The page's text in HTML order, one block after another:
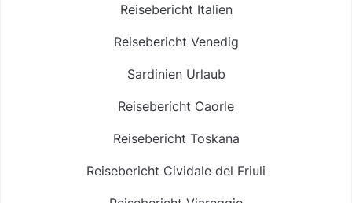
Reisebericht Italien
Reisebericht Venedig
Sardinien Urlaub
Reisebericht Caorle
Reisebericht Toskana
Reisebericht Cividale del Friuli